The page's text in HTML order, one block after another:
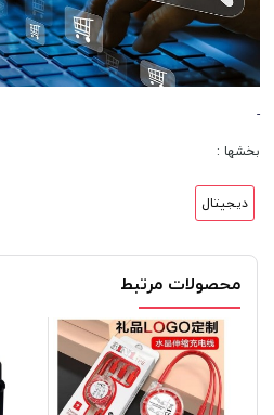
-
بخشها :
دیجیتال
محصولات مرتبط